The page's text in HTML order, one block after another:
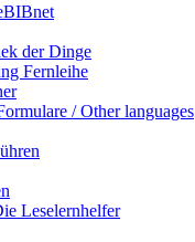
der Dinge
Fernleihe
/ Other languages
Leselernhelfer